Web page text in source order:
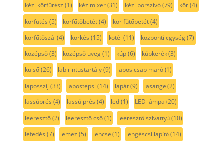
kézi körfűrész (1) kézimixer(31) kézi porszívó(79) kör(4)
körfütés (5) körfűtőbetét(4) kör fűtőbetét(4)
körfűtőszál (4) körkés (15) kötél (11) központi egység(7)
középső(3) középső üveg(1) kúp(6) kúpkerék(3)
külső(26) labirintustartály(9) lapos csap maró(1)
laposszíj (33) lapostepsi (14) lapát(9) lasange (2)
lassúprés (4) lassú prés (4) led(1) LED lámpa (20)
leeresztő(2) leeresztő cső(1) leeresztő szivattyú(10)
lefedés (7) lemez (5) lencse (1) lengéscsillapító(14)